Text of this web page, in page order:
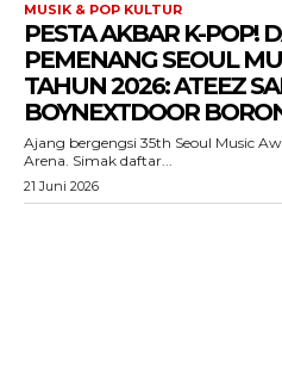
MUSIK & POP KULTUR
PESTA AKBAR K-POP!
PEMENANG SEOUL
TAHUN 2026: ATEEZ
BOYNEXTDOOR
Ajang bergengsi 35th Seoul Music
Arena. Simak daftar...
21 Juni 2026